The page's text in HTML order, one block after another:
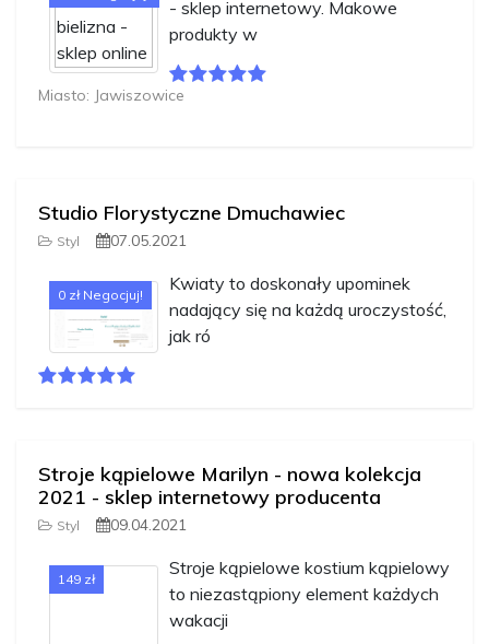
- sklep internetowy. Makowe
produkty w
Miasto: Jawiszowice
Studio Florystyczne Dmuchawiec
Styl 07.05.2021
0 zł Negocjuj!
Kwiaty to doskonały upominek
nadający się na każdą uroczystość,
jak ró
Stroje kąpielowe Marilyn - nowa kolekcja
2021 - sklep internetowy producenta
Styl 09.04.2021
149 zł
Stroje kąpielowe kostium kąpielowy
to niezastąpiony element każdych
wakacji